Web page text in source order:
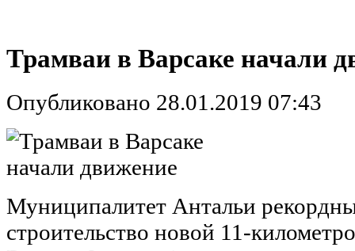
Трамваи в Варсаке начали
Опубликовано 28.01.2019 07:43
Муниципалитет Антальи
строительство новой 11-